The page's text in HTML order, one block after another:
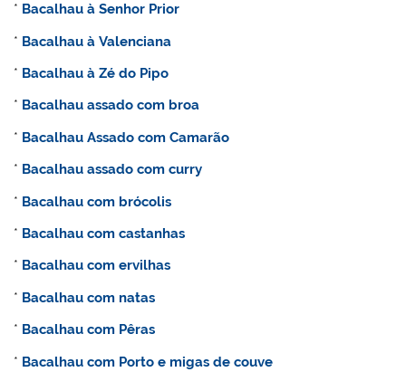
* Bacalhau à Senhor Prior
* Bacalhau à Valenciana
* Bacalhau à Zé do Pipo
* Bacalhau assado com broa
* Bacalhau Assado com Camarão
* Bacalhau assado com curry
* Bacalhau com brócolis
* Bacalhau com castanhas
* Bacalhau com ervilhas
* Bacalhau com natas
* Bacalhau com Pêras
* Bacalhau com Porto e migas de couve